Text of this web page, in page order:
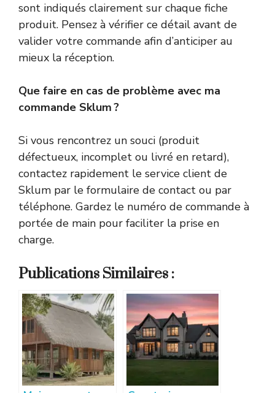
sont indiqués clairement sur chaque fiche
produit. Pensez à vérifier ce détail avant de
valider votre commande afin d’anticiper au
mieux la réception.
Que faire en cas de problème avec ma
commande Sklum ?
Si vous rencontrez un souci (produit
défectueux, incomplet ou livré en retard),
contactez rapidement le service client de
Sklum par le formulaire de contact ou par
téléphone. Gardez le numéro de commande à
portée de main pour faciliter la prise en
charge.
Publications Similaires :